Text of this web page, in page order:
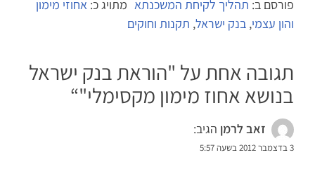
פורסם ב: תהליך לקיחת המשכנתא מתויג כ: אחוזי מימון
והון עצמי, בנק ישראל, תקנות וחוקים
תגובה אחת על "הוראת בנק ישראל
בנושא אחוז מימון מקסימלי"“
זאב לרמן הגיב:
3 בדצמבר 2012 בשעה 5:57